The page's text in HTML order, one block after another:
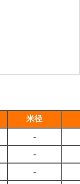
米径
-
-
-